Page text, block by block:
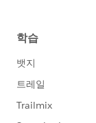
今回リレーシ
何卒よろしく